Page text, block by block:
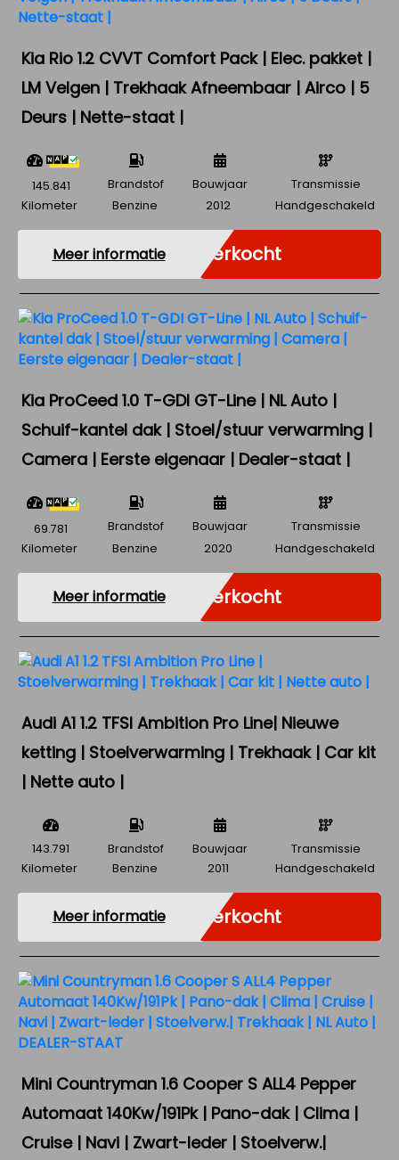
Kia Rio 1.2 CVVT Comfort Pack | Elec. pakket |
LM Velgen | Trekhaak Afneembaar | Airco | 5
Deurs | Nette-staat |
145.841
Kilometer
Brandstof
Benzine
Bouwjaar
2012
Transmissie
Handgeschakeld
Meer informatie Verkocht
Kia ProCeed 1.0 T-GDI GT-Line | NL Auto |
Schuif-kantel dak | Stoel/stuur verwarming |
Camera | Eerste eigenaar | Dealer-staat |
69.781
Kilometer
Brandstof
Benzine
Bouwjaar
2020
Transmissie
Handgeschakeld
Meer informatie Verkocht
Audi A1 1.2 TFSI Ambition Pro Line| Nieuwe
ketting | Stoelverwarming | Trekhaak | Car kit
| Nette auto |
143.791
Kilometer
Brandstof
Benzine
Bouwjaar
2011
Transmissie
Handgeschakeld
Meer informatie Verkocht
Mini Countryman 1.6 Cooper S ALL4 Pepper
Automaat 140Kw/191Pk | Pano-dak | Clima |
Cruise | Navi | Zwart-leder | Stoelverw.|